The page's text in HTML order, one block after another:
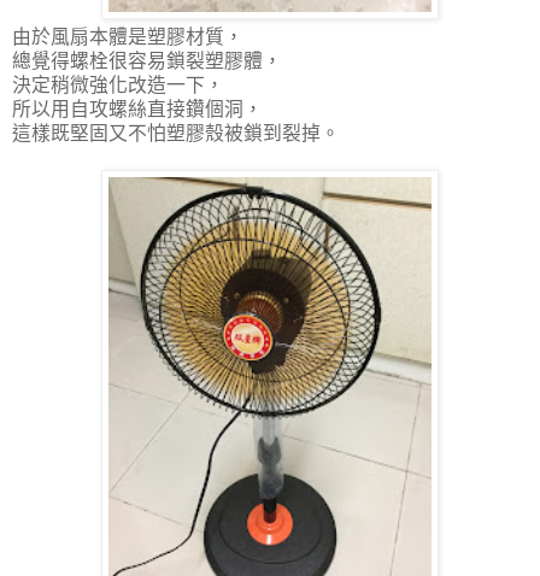
由於風扇本體是塑膠材質，
總覺得螺栓很容易鎖裂塑膠體，
決定稍微強化改造一下，
所以用自攻螺絲直接鑽個洞，
這樣既堅固又不怕塑膠殼被鎖到裂掉。